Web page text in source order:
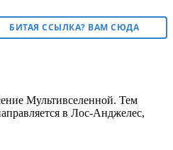
БИТАЯ ССЫЛКА? ВАМ СЮДА
Мультивселенной. Тем
в Лос-Анджелес,